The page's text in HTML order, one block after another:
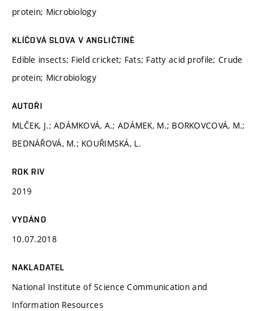
protein; Microbiology
KLÍČOVÁ SLOVA V ANGLIČTINĚ
Edible insects; Field cricket; Fats; Fatty acid profile; Crude
protein; Microbiology
AUTOŘI
MLČEK, J.; ADÁMKOVÁ, A.; ADÁMEK, M.; BORKOVCOVÁ, M.;
BEDNÁŘOVÁ, M.; KOUŘIMSKÁ, L.
ROK RIV
2019
VYDÁNO
10.07.2018
NAKLADATEL
National Institute of Science Communication and
Information Resources